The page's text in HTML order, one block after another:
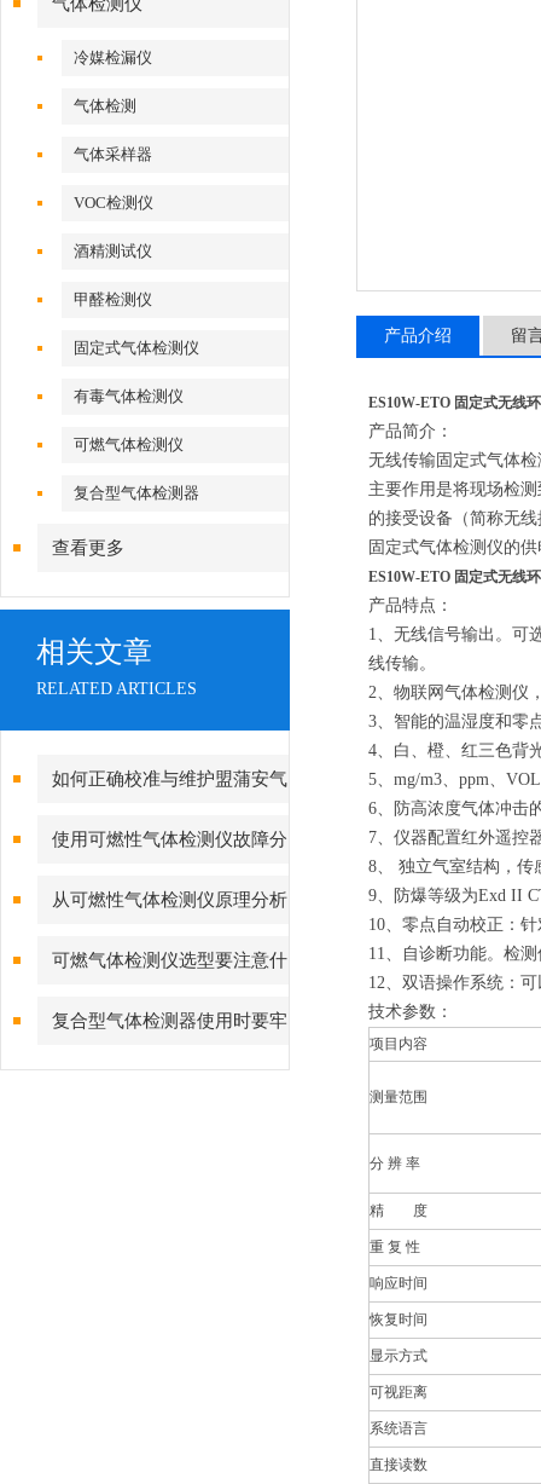
冷媒检漏仪
气体检测
气体采样器
VOC检测仪
酒精测试仪
甲醛检测仪
固定式气体检测仪
有毒气体检测仪
可燃气体检测仪
复合型气体检测器
查看更多
相关文章
RELATED ARTICLES
如何正确校准与维护盟蒲安气
体检测仪？
使用可燃性气体检测仪故障分
析及对策
从可燃性气体检测仪原理分析
故障的产生
可燃气体检测仪选型要注意什
么？
复合型气体检测器使用时要牢
记的一些事项
产品介绍 留
ES10W-ETO 固定式无线
产品简介：
无线传输固定式气体
主要作用是将现场检
的接受设备（简称无
固定式气体检测仪的
ES10W-ETO 固定式无线
产品特点：
1、无线信号输出。可
线传输。
2、物联网气体检测仪
3、智能的温湿度和零
4、白、橙、红三色背
5、mg/m3、ppm、
6、防高浓度气体冲击
7、仪器配置红外遥控
8、 独立气室结构，传
9、防爆等级为Exd II
10、零点自动校正：
11、自诊断功能。检
12、双语操作系统：
技术参数：
项目内容
测量范围
分 辨 率
精 度
重 复 性
响应时间
恢复时间
显示方式
可视距离
系统语言
直接读数